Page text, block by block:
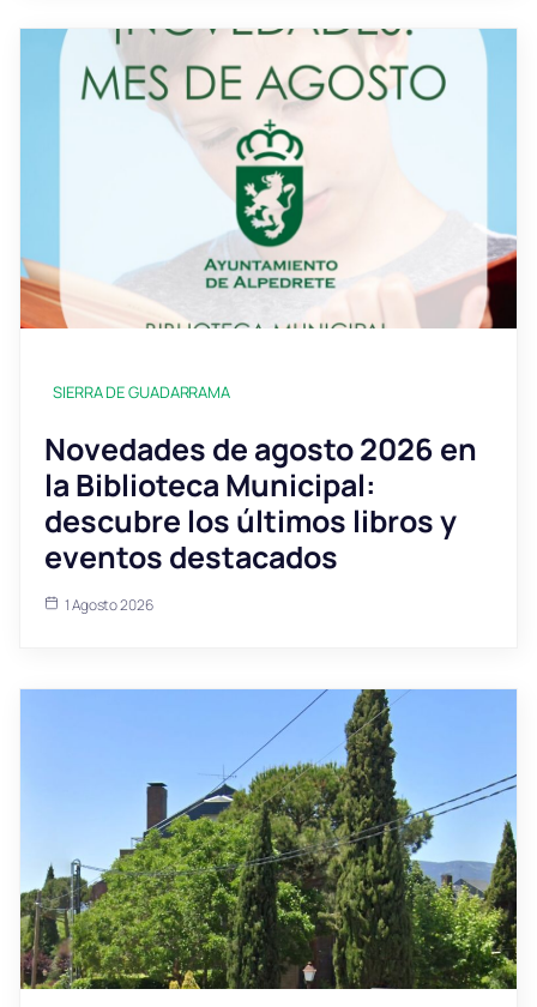
SIERRA DE GUADARRAMA
Novedades de agosto 2026 en
la Biblioteca Municipal:
descubre los últimos libros y
eventos destacados
1 Agosto 2026